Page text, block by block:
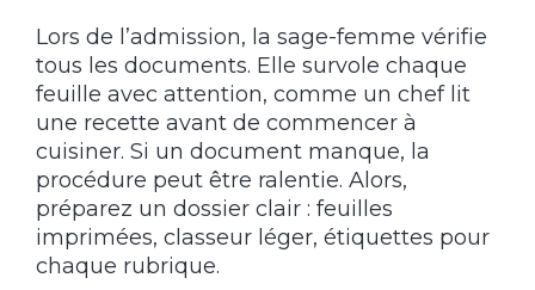
Lors de l’admission, la sage-femme vérifie
tous les documents. Elle survole chaque
feuille avec attention, comme un chef lit
une recette avant de commencer à
cuisiner. Si un document manque, la
procédure peut être ralentie. Alors,
préparez un dossier clair : feuilles
imprimées, classeur léger, étiquettes pour
chaque rubrique.